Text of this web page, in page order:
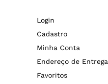
Login
Cadastro
Minha Conta
Endereço de Entrega
Favoritos